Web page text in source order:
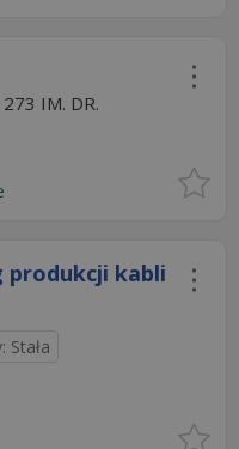
IM. DR.
produkcji kabli
Stała